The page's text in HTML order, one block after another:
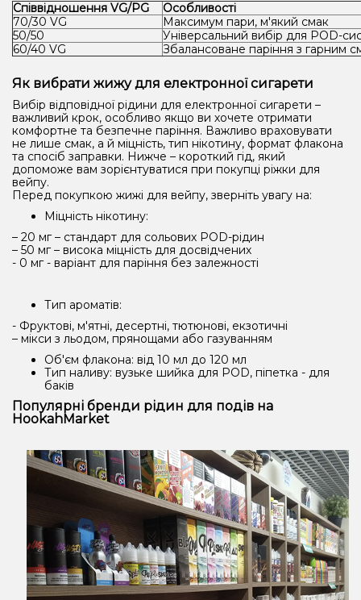
Співвідношення VG/PG
Особливості
70/30 VG
Максимум пари, м'який смак
50/50
Універсальний вибір для POD-
60/40 VG
Збалансоване паріння з гарним
Як вибрати жижу для електронної сигарети
Вибір відповідної рідини для електронної сигарети –
важливий крок, особливо якщо ви хочете отримати
комфортне та безпечне паріння. Важливо враховувати
не лише смак, а й міцність, тип нікотину, формат флакона
та спосіб заправки. Нижче – короткий гід, який
допоможе вам зорієнтуватися при покупці ріжки для
вейпу.
Перед покупкою жижі для вейпу, зверніть увагу на:
Міцність нікотину:
– 20 мг – стандарт для сольових POD-рідин
– 50 мг – висока міцність для досвідчених
- 0 мг - варіант для паріння без залежності
Тип ароматів:
- Фруктові, м'ятні, десертні, тютюнові, екзотичні
– мікси з льодом, прянощами або газуванням
Об'єм флакона: від 10 мл до 120 мл
Тип наливу: вузьке шийка для POD, піпетка - для
баків
Популярні бренди рідин для подів на
HookahMarket